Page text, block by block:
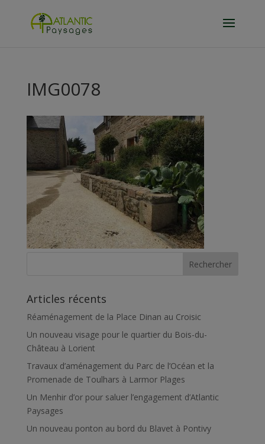
IMG0078
Articles récents
Réaménagement de la Place Dinan au Croisic
Un nouveau visage pour le quartier du Bois-du-
Château à Lorient
Travaux d’aménagement du Parc de l’Océan et la
Promenade de Toulhars à Larmor Plages
Un Menhir d’or pour saluer l’engagement d’Atlantic
Paysages
Un nouveau ponton au bord du Blavet à Pontivy